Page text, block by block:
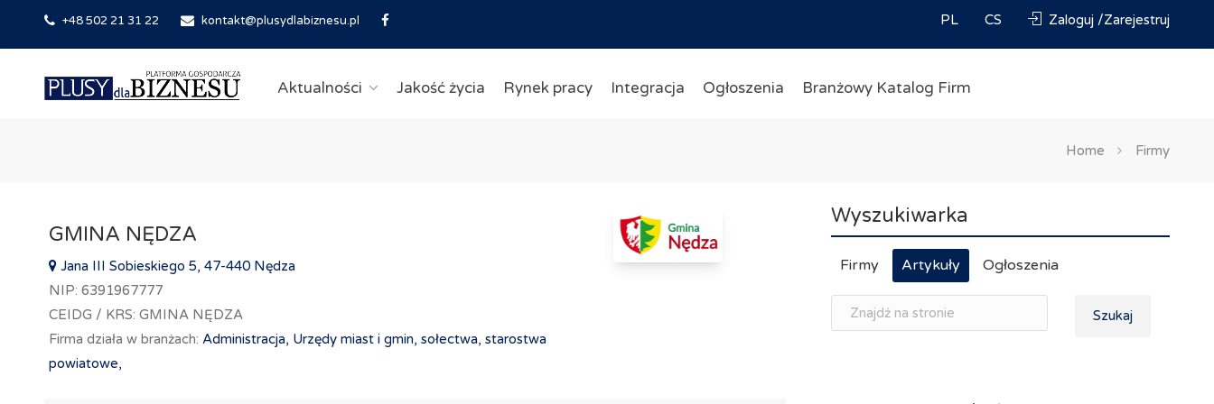
+48 502 21 31 22 kontakt@plusydlabiznesu.pl PL CS Zaloguj /Zarejestruj
Aktualności Jakość życia Rynek pracy Integracja Ogłoszenia Branżowy Katalog Firm
Home Firmy
GMINA NĘDZA
Jana III Sobieskiego 5, 47-440 Nędza
NIP: 6391967777
CEIDG / KRS: GMINA NĘDZA
Firma działa w branżach: Administracja, Urzędy miast i gmin, sołectwa, starostwa
powiatowe,
Wyszukiwarka
Firmy Artykuły Ogłoszenia
Szukaj